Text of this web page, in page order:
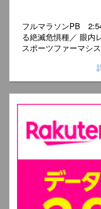
フルマラソンPB
る絶滅危惧種／ 眼内
スポーツファーマシ